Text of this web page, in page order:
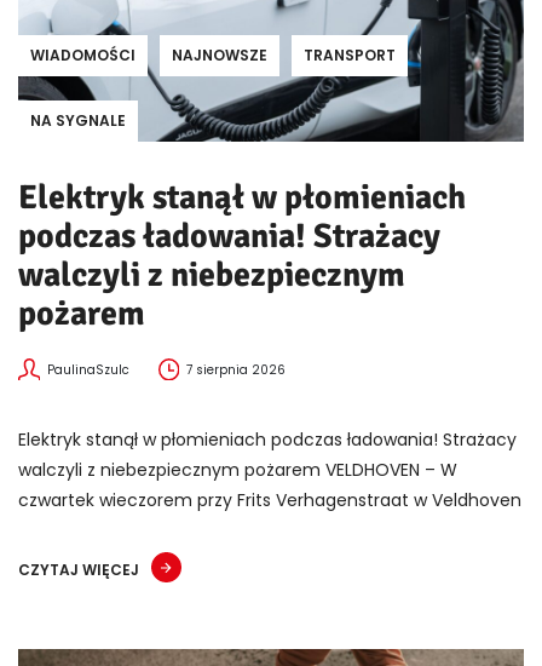
WIADOMOŚCI NAJNOWSZE TRANSPORT
NA SYGNALE
Elektryk stanął w płomieniach
podczas ładowania! Strażacy
walczyli z niebezpiecznym
pożarem
PaulinaSzulc 7 sierpnia 2026
Elektryk stanął w płomieniach podczas ładowania! Strażacy
walczyli z niebezpiecznym pożarem VELDHOVEN – W
czwartek wieczorem przy Frits Verhagenstraat w Veldhoven
CZYTAJ WIĘCEJ